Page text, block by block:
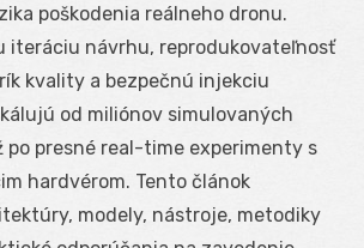
poškodenia reálneho dronu.
iteráciu návrhu, reprodukovateľnosť
kvality a bezpečnú injekciu
od miliónov simulovaných
po presné real-time experimenty s
hardvérom. Tento článok
modely, nástroje, metodiky